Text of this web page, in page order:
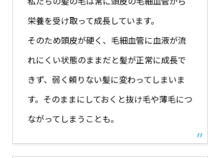
栄養を受け取って成長しています。
そのため頭皮が硬く、毛細血管に血液が流
れにくい状態のままだと髪が正常に成長で
きず、弱く頼りない髪に変わってしまいま
す。そのままにしておくと抜け毛や薄毛につ
ながってしまうことも。